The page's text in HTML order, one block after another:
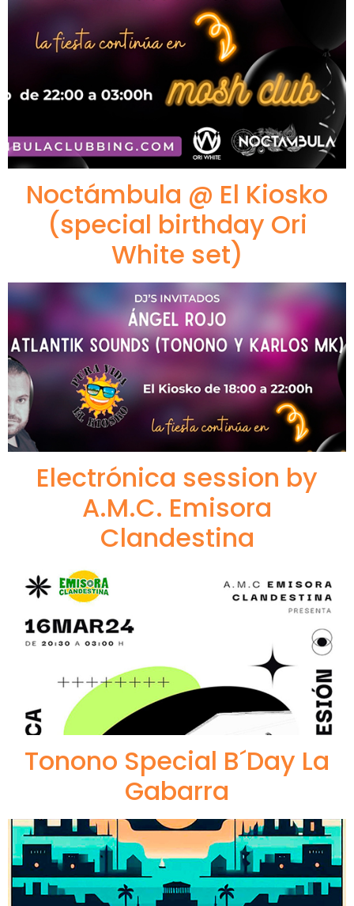
Noctámbula @ El Kiosko
(special birthday Ori
White set)
Electrónica session by
A.M.C. Emisora
Clandestina
Tonono Special B´Day La
Gabarra